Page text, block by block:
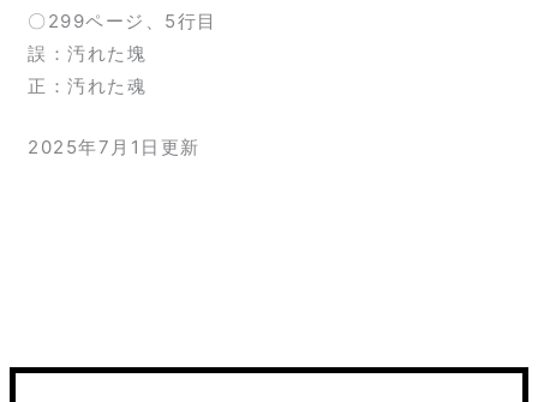
〇299ページ、5行目
誤：汚れた塊
正：汚れた魂
2025年7月1日更新